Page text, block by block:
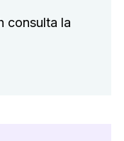
consulta la